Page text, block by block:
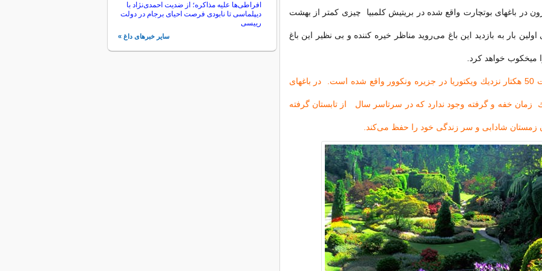
در باغهای بوتچارت واقع شده در بریتیش كلمبیا چیزی كمتر از بهشت
بار به بازدید این باغ می‌روید مناظر خیره كننده و بی نظیر این باغ
میخكوب خواهد كرد.
این باغ به مساحت 50 هكتار نزدیك ویكتوریا در جزیره ونكوور واقع شده است. در باغهای
زمان خفه و گرفته وجود ندارد كه در سرتاسر سال از تابستان گرفته
زمستان شادابی و سر زندگی خود را حفظ می‌كند.
افراطی‌ها علیه مذاکره؛ از ضدیت احمدی‌نژاد با
دیپلماسی تا نابودی فرصت احیای برجام در دولت
رییسی
سایر خبرهای داغ »